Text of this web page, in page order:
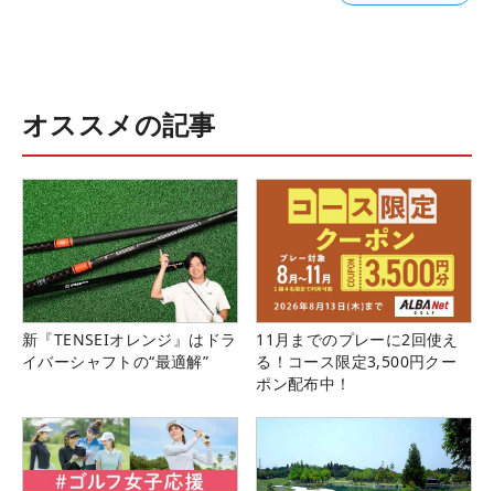
オススメの記事
新『TENSEIオレンジ』はドラ
イバーシャフトの“最適解”
11月までのプレーに2回使え
る！コース限定3,500円クー
ポン配布中！